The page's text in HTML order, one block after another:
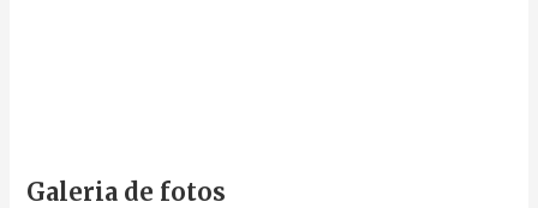
Galeria de fotos